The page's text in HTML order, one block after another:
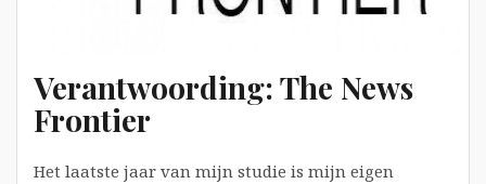
Verantwoording: The News
Frontier
Het laatste jaar van mijn studie is mijn eigen